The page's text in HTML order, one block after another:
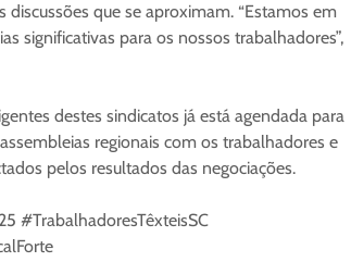
que se aproximam. “Estamos em
significativas para os nossos trabalhadores”,
destes sindicatos já está agendada para
regionais com os trabalhadores e
pelos resultados das negociações.
#TrabalhadoresTêxteisSC